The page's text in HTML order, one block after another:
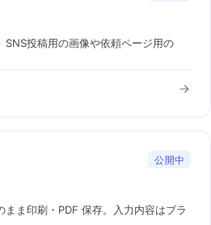
SNS投稿用の画像や依頼ページ用の
公開中
ま印刷・PDF 保存。入力内容はブラ